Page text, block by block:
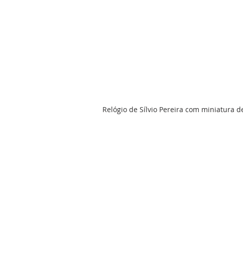
Relógio de Sílvio Pereira com miniatura